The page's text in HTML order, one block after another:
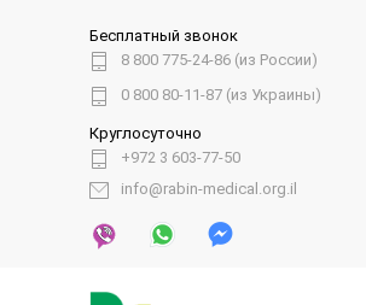
Бесплатный звонок
8 800 775-24-86 (из России)
0 800 80-11-87 (из Украины)
Круглосуточно
+972 3 603-77-50
info@rabin-medical.org.il